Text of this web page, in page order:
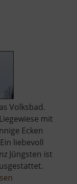
Volksbad.
mit
Ecken
liebevoll
Jüngsten ist